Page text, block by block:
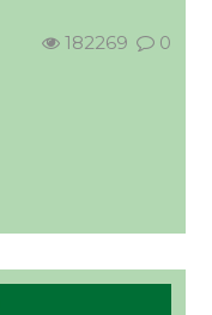
182269 0